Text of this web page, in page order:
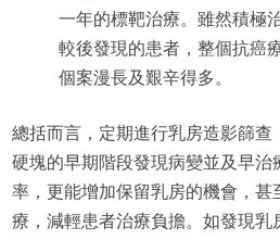
一年的標靶治療。雖然積極
較後發現的患者，整個抗癌
個案漫長及艱辛得多。
總括而言，定期進行乳房造影篩查
硬塊的早期階段發現病變並及早治
率，更能增加保留乳房的機會，甚
療，減輕患者治療負擔。如發現乳